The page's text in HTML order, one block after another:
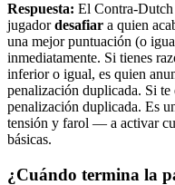
Respuesta: El Contra-Dutch
jugadordesafiar a quien
una mejor puntuación (o
inmediatamente. Si tienes
inferior o igual, es quien
penalización duplicada. Si te
penalización duplicada. Es
tensión y farol — a activar
básicas.
¿Cuándo termina la